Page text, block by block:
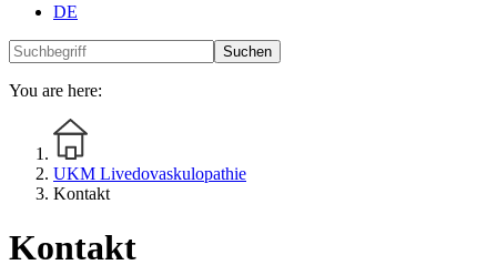
DE
Suchen
You are here:
UKM Livedovaskulopathie
Kontakt
Kontakt